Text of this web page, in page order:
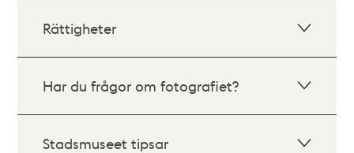
Rättigheter
Har du frågor om fotografiet?
Stadsmuseet tipsar